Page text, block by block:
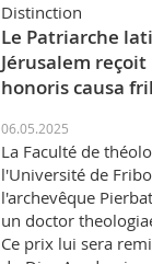
Distinction
Le Patriarche
Jérusalem
honoris causa
06.05.2025
La Faculté de
l'Université de
l'archevêque
un doctor
Ce prix lui sera